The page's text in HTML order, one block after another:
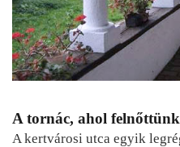
A tornác, ahol felnőttünk
A kertvárosi utca egyik